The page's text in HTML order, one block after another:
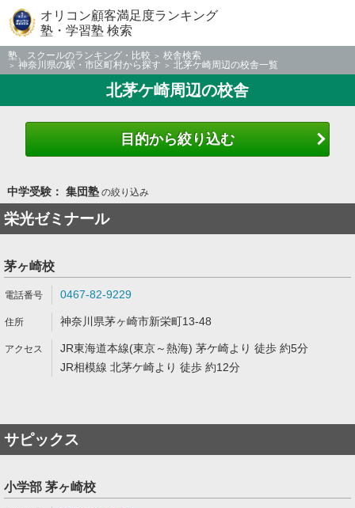
オリコン顧客満足度ランキング
塾・学習塾 検索
塾、スクールのランキング・比較
校舎検索
神奈川県の駅・市区町村から探す
北茅ケ崎周辺の校舎一覧
北茅ケ崎周辺の校舎
目的から絞り込む
中学受験： 集団塾の絞り込み
栄光ゼミナール
茅ヶ崎校
0467-82-9229
神奈川県茅ヶ崎市新栄町13-48
JR東海道本線(東京～熱海) 茅ケ崎より 徒歩 約5分
JR相模線 北茅ケ崎より 徒歩 約12分
サピックス
小学部 茅ヶ崎校